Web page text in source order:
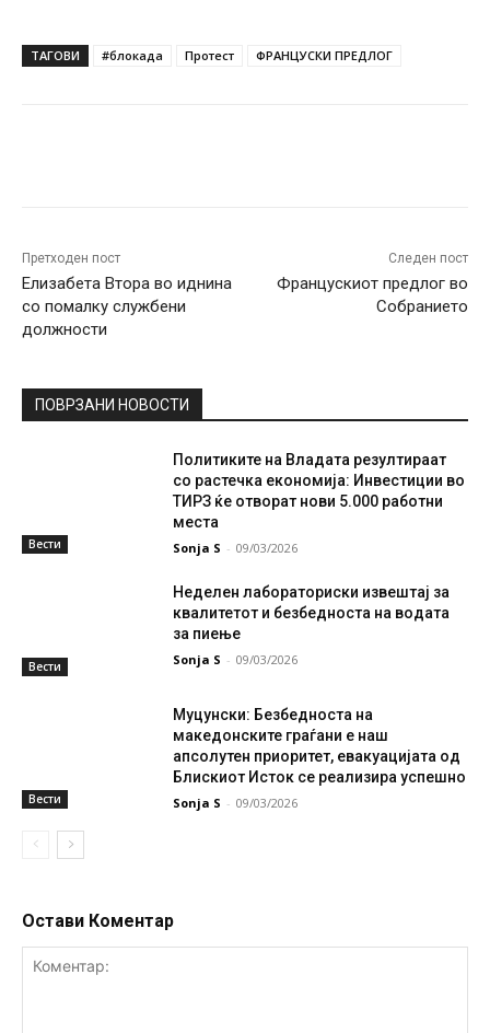
ТАГОВИ #блокада Протест ФРАНЦУСКИ ПРЕДЛОГ
Претходен пост
Елизабета Втора во иднина
со помалку службени
должности
Следен пост
Францускиот предлог во
Собранието
ПОВРЗАНИ НОВОСТИ
Вести
Политиките на Владата резултираат
со растечка економија: Инвестиции во
ТИРЗ ќе отворат нови 5.000 работни
места
Sonja S - 09/03/2026
Вести
Неделен лабораториски извештај за
квалитетот и безбедноста на водата
за пиење
Sonja S - 09/03/2026
Вести
Муцунски: Безбедноста на
македонските граѓани е наш
апсолутен приоритет, евакуацијата од
Блискиот Исток се реализира успешно
Sonja S - 09/03/2026
Остави Коментар